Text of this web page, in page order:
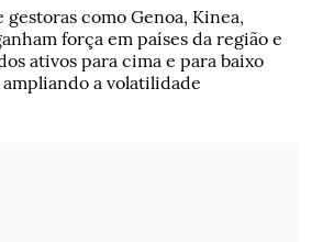
como Genoa, Kinea,
força em países da região e
ativos para cima e para baixo
ampliando a volatilidade